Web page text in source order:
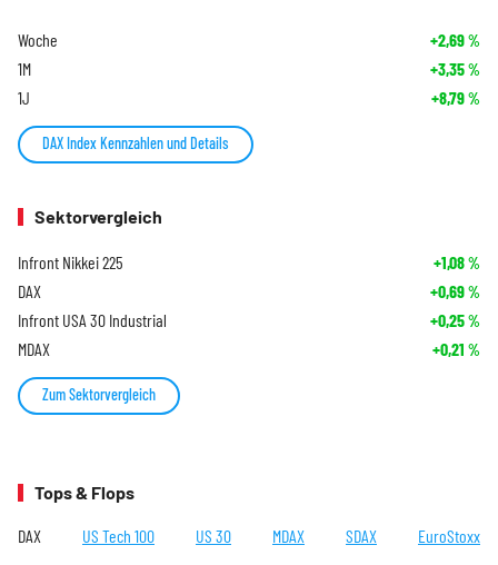
Woche +2,69%
1M +3,35%
1J +8,79%
DAX Index Kennzahlen und Details
Sektorvergleich
Infront Nikkei 225 +1,08%
DAX +0,69%
Infront USA 30 Industrial +0,25%
MDAX +0,21 %
Zum Sektorvergleich
Tops & Flops
DAX US Tech 100 US 30 MDAX SDAX EuroStoxx